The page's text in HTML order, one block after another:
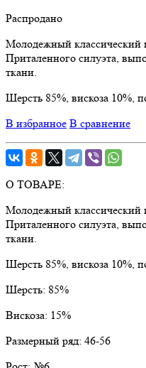
Распродано
Молодежный классический
Приталенного силуэта,
ткани.
Шерсть 85%, вискоза 10%,
В избранное В сравнение
О ТОВАРЕ:
Молодежный классический
Приталенного силуэта,
ткани.
Шерсть 85%, вискоза 10%,
Шерсть: 85%
Вискоза: 15%
Размерный ряд: 46-56